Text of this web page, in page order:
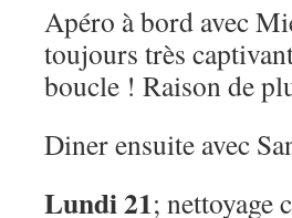
Apéro à bord avec
toujours très
boucle ! Raison de
Diner ensuite avec
Lundi 21; nettoyage